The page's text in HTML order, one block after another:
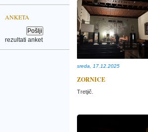
ANKETA
rezultati anket
sreda, 17.12.2025
ZORNICE
Tretjič.